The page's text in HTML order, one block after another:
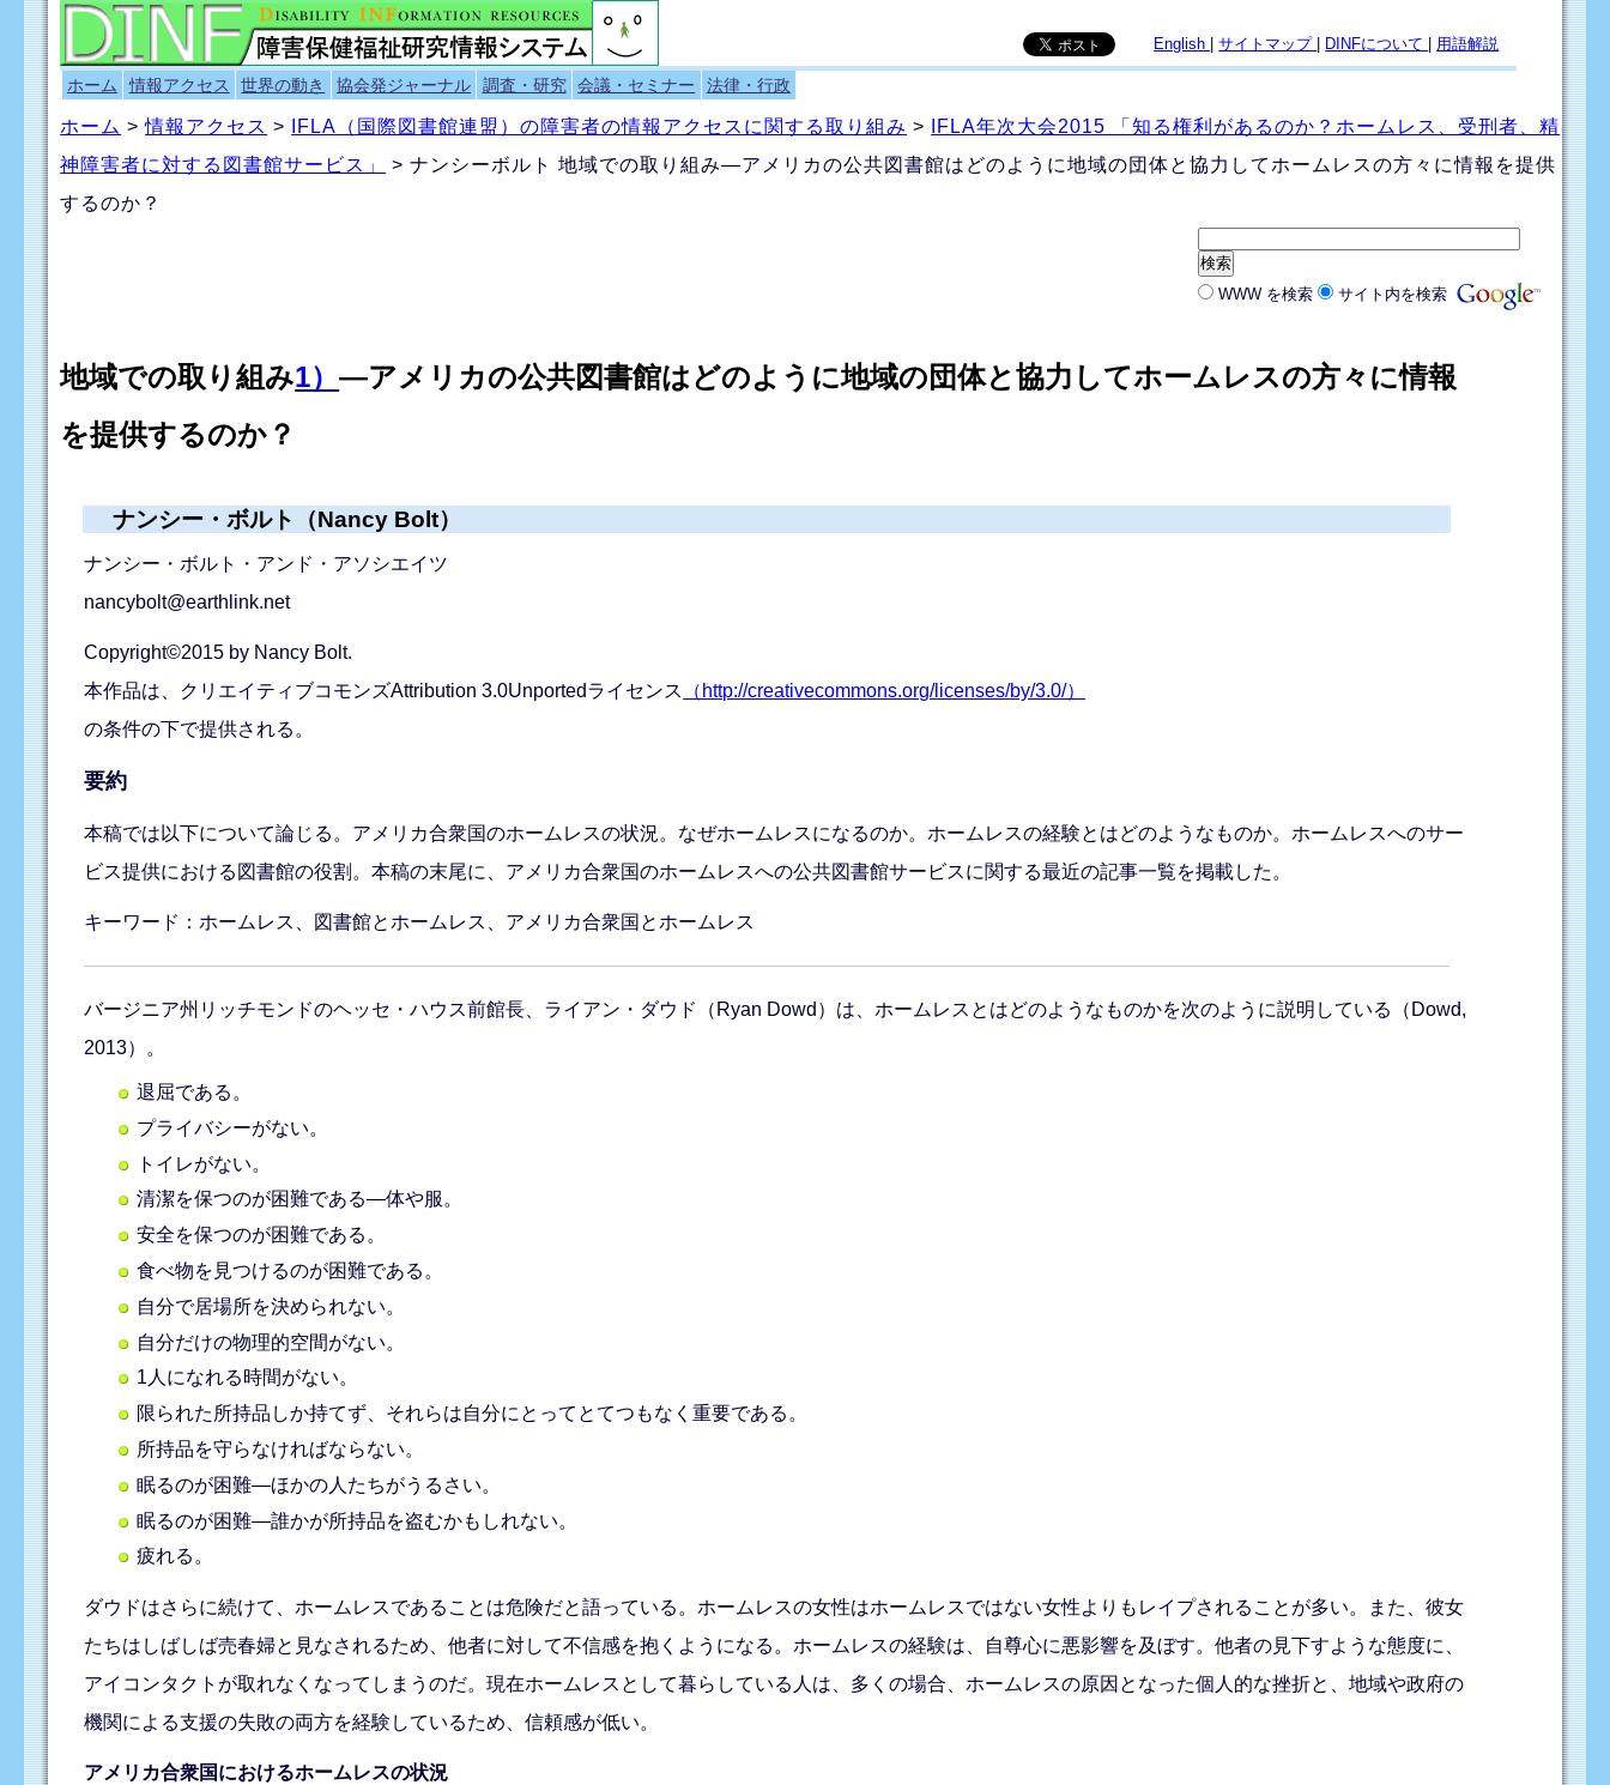
English |サイトマップ DINFについて 用語解説
ホーム 情報アクセス 世界の動き 協会発ジャーナル 調査・研究 会議・セミナー 法律・行政
ホーム >情報アクセス > IFLA（国際図書館連盟）の障害者の情報アクセスに関する取り組み >
IFLA年次大会2015 「知る権利があるのか？ホームレス、受刑者、精
神障害者に対する図書館サービス」
> ナンシーボルト 地域での取り組み―アメリカの公共図書館はどのように地域の団体と協力してホームレスの方々に情報を提供
するのか？
WWW を検索 サイト内を検索
地域での取り組み1）―アメリカの公共図書館はどのように地域の団体と協力してホームレスの方々に情報
を提供するのか？
ナンシー・ボルト（Nancy Bolt）
ナンシー・ボルト・アンド・アソシエイツ
nancybolt@earthlink.net
Copyright©2015 by Nancy Bolt.
本作品は、クリエイティブコモンズAttribution 3.0Unportedライセンス
（http://creativecommons.org/licenses/by/3.0/）
の条件の下で提供される。
要約
本稿では以下について論じる。アメリカ合衆国のホームレスの状況。なぜホームレスになるのか。ホームレスの経験とはどのようなものか。ホームレスへのサー
ビス提供における図書館の役割。本稿の末尾に、アメリカ合衆国のホームレスへの公共図書館サービスに関する最近の記事一覧を掲載した。
キーワード：ホームレス、図書館とホームレス、アメリカ合衆国とホームレス
バージニア州リッチモンドのヘッセ・ハウス前館長、ライアン・ダウド（Ryan Dowd）は、ホームレスとはどのようなものかを次のように説明している（Dowd,
2013）。
退屈である。
プライバシーがない。
トイレがない。
清潔を保つのが困難である―体や服。
安全を保つのが困難である。
食べ物を見つけるのが困難である。
自分で居場所を決められない。
自分だけの物理的空間がない。
1人になれる時間がない。
限られた所持品しか持てず、それらは自分にとってとてつもなく重要である。
所持品を守らなければならない。
眠るのが困難―ほかの人たちがうるさい。
眠るのが困難―誰かが所持品を盗むかもしれない。
疲れる。
ダウドはさらに続けて、ホームレスであることは危険だと語っている。ホームレスの女性はホームレスではない女性よりもレイプされることが多い。また、彼女
たちはしばしば売春婦と見なされるため、他者に対して不信感を抱くようになる。ホームレスの経験は、自尊心に悪影響を及ぼす。他者の見下すような態度に、
アイコンタクトが取れなくなってしまうのだ。現在ホームレスとして暮らしている人は、多くの場合、ホームレスの原因となった個人的な挫折と、地域や政府の
機関による支援の失敗の両方を経験しているため、信頼感が低い。
アメリカ合衆国におけるホームレスの状況